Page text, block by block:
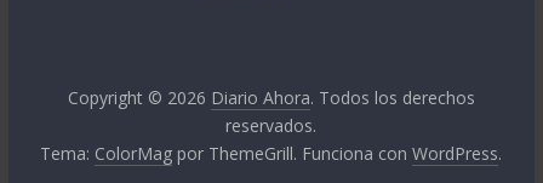
Copyright © 2026 Diario Ahora. Todos los derechos
reservados.
Tema: ColorMag por ThemeGrill. Funciona conWordPress.